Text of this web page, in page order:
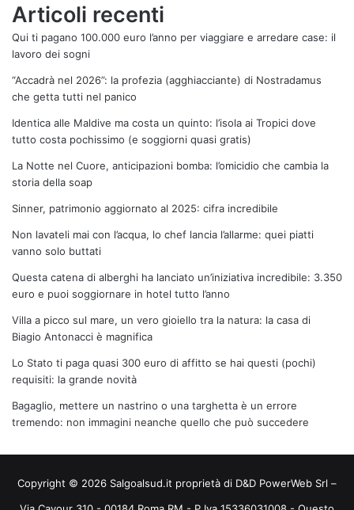
Articoli recenti
Qui ti pagano 100.000 euro l’anno per viaggiare e arredare case: il
lavoro dei sogni
“Accadrà nel 2026”: la profezia (agghiacciante) di Nostradamus
che getta tutti nel panico
Identica alle Maldive ma costa un quinto: l’isola ai Tropici dove
tutto costa pochissimo (e soggiorni quasi gratis)
La Notte nel Cuore, anticipazioni bomba: l’omicidio che cambia la
storia della soap
Sinner, patrimonio aggiornato al 2025: cifra incredibile
Non lavateli mai con l’acqua, lo chef lancia l’allarme: quei piatti
vanno solo buttati
Questa catena di alberghi ha lanciato un’iniziativa incredibile: 3.350
euro e puoi soggiornare in hotel tutto l’anno
Villa a picco sul mare, un vero gioiello tra la natura: la casa di
Biagio Antonacci è magnifica
Lo Stato ti paga quasi 300 euro di affitto se hai questi (pochi)
requisiti: la grande novità
Bagaglio, mettere un nastrino o una targhetta è un errore
tremendo: non immagini neanche quello che può succedere
Copyright © 2026 Salgoalsud.it proprietà di D&D PowerWeb Srl –